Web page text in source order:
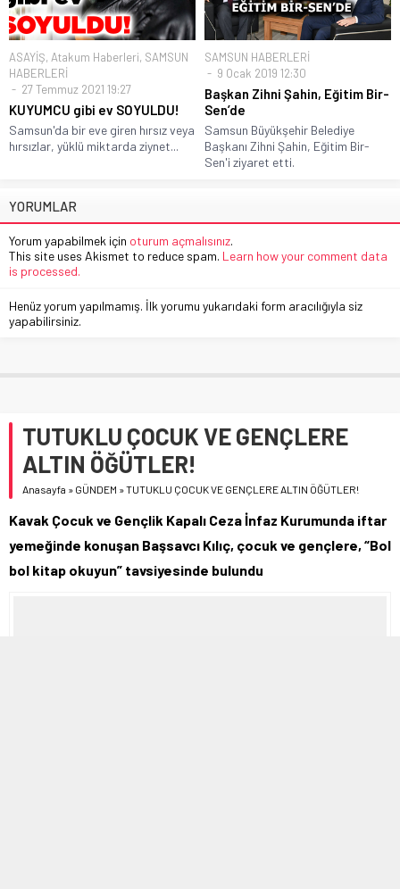
ASAYİŞ, Atakum Haberleri, SAMSUN
HABERLERİ
27 Temmuz 2021 19:27
KUYUMCU gibi ev SOYULDU!
Samsun'da bir eve giren hırsız veya
hırsızlar, yüklü miktarda ziynet...
SAMSUN HABERLERİ
9 Ocak 2019 12:30
Başkan Zihni Şahin, Eğitim Bir-
Sen’de
Samsun Büyükşehir Belediye
Başkanı Zihni Şahin, Eğitim Bir-
Sen'i ziyaret etti.
YORUMLAR
Yorum yapabilmek için oturum açmalısınız.
This site uses Akismet to reduce spam. Learn how your comment data
is processed.
Henüz yorum yapılmamış. İlk yorumu yukarıdaki form aracılığıyla siz
yapabilirsiniz.
TUTUKLU ÇOCUK VE GENÇLERE
ALTIN ÖĞÜTLER!
Anasayfa » GÜNDEM »TUTUKLU ÇOCUK VE GENÇLERE ALTIN ÖĞÜTLER!
Kavak Çocuk ve Gençlik Kapalı Ceza İnfaz Kurumunda iftar
yemeğinde konuşan Başsavcı Kılıç, çocuk ve gençlere, “Bol
bol kitap okuyun” tavsiyesinde bulundu